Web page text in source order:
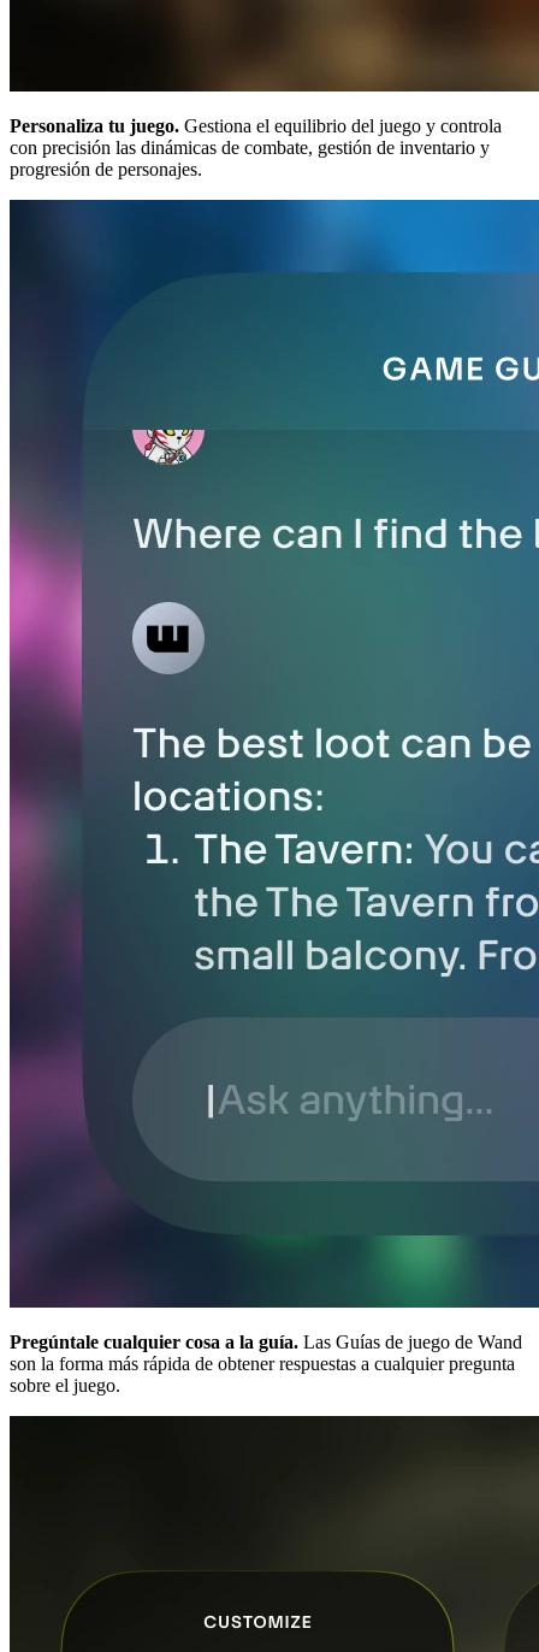
Personaliza tu juego. Gestiona el equilibrio del juego y controla
con precisión las dinámicas de combate, gestión de inventario y
progresión de personajes.
Pregúntale cualquier cosa a la guía. Las Guías de juego de Wand
son la forma más rápida de obtener respuestas a cualquier pregunta
sobre el juego.